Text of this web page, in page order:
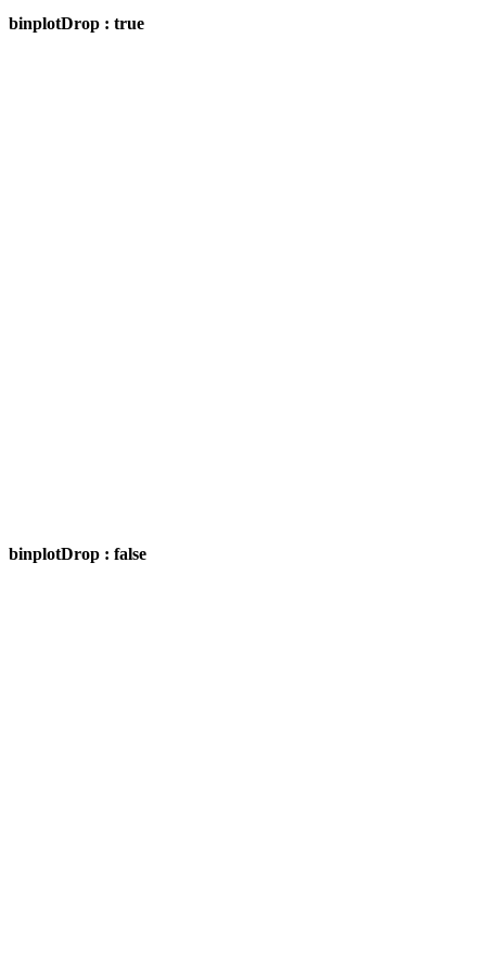
binplotDrop : true
binplotDrop : false